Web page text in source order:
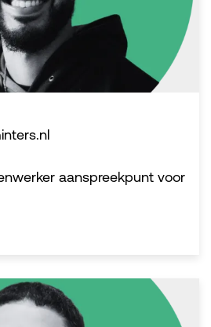
aanspreekpunt voor